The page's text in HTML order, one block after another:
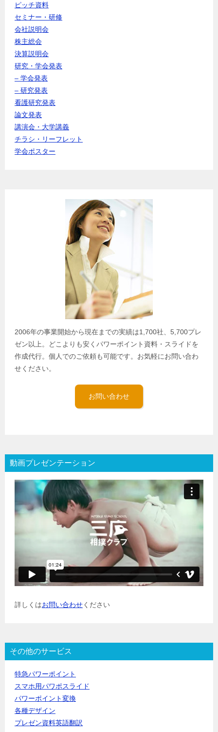
ピッチ資料
セミナー・研修
会社説明会
株主総会
決算説明会
研究・学会発表
– 学会発表
– 研究発表
看護研究発表
論文発表
講演会・大学講義
チラシ・リーフレット
学会ポスター
2006年の事業開始から現在までの実績は1,700社、5,700プレ
ゼン以上。どこよりも安くパワーポイント資料・スライドを
作成代行。個人でのご依頼も可能です。お気軽にお問い合わ
せください。
お問い合わせ
動画プレゼンテーション
詳しくはお問い合わせください
その他のサービス
特急パワーポイント
スマホ用パワポスライド
パワーポイント変換
各種デザイン
プレゼン資料英語翻訳